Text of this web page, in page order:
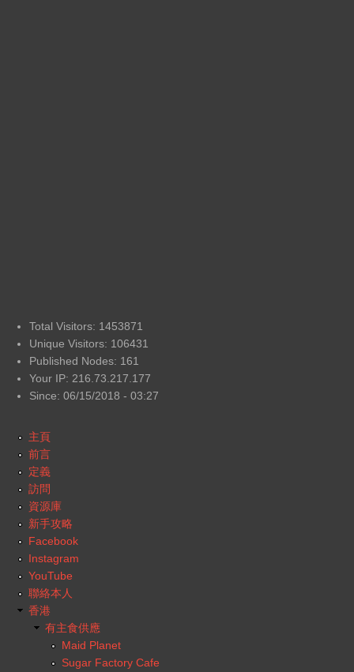
Total Visitors: 1453871
Unique Visitors: 106431
Published Nodes: 161
Your IP: 216.73.217.177
Since: 06/15/2018 - 03:27
主頁
前言
定義
訪問
資源庫
新手攻略
Facebook
Instagram
YouTube
聯絡本人
香港
有主食供應
Maid Planet
Sugar Factory Cafe